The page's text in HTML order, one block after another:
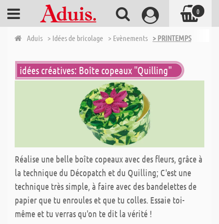
Aduis > Idées de bricolage > Evènements > PRINTEMPS
idées créatives: Boîte copeaux "Quilling"
Réalise une belle boîte copeaux avec des fleurs, grâce à
la technique du Décopatch et du Quilling; C'est une
technique très simple, à faire avec des bandelettes de
papier que tu enroules et que tu colles. Essaie toi-
même et tu verras qu'on te dit la vérité !
0